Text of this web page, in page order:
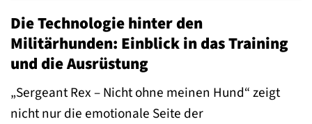
Die Technologie hinter den
Militärhunden: Einblick in das Training
und die Ausrüstung
„Sergeant Rex – Nicht ohne meinen Hund“ zeigt
nicht nur die emotionale Seite der